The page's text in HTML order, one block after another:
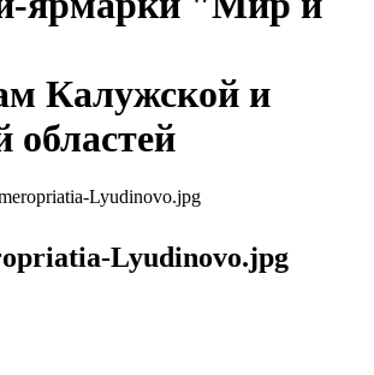
Калужской и
областей
Lyudinovo.jpg
Lyudinovo.jpg